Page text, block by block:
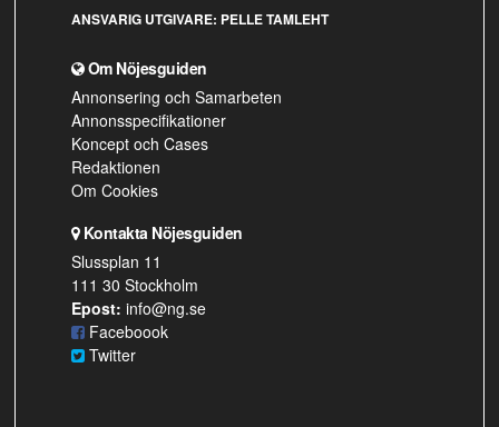
ANSVARIG UTGIVARE: PELLE TAMLEHT
Om Nöjesguiden
Annonsering och Samarbeten
Annonsspecifikationer
Koncept och Cases
Redaktionen
Om Cookies
Kontakta Nöjesguiden
Slussplan 11
111 30 Stockholm
Epost: info@ng.se
Faceboook
Twitter